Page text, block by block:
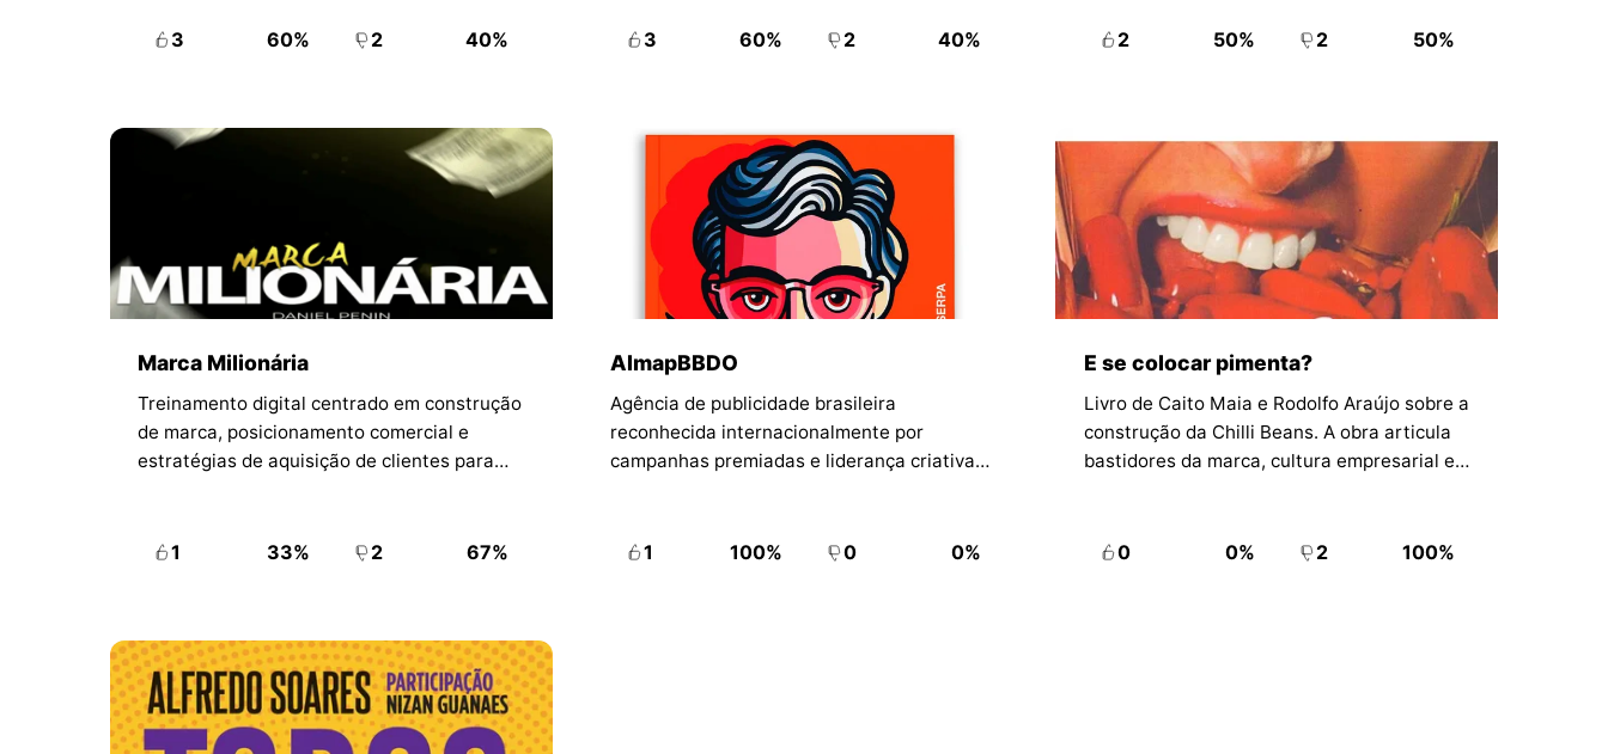
3 60% 2 40% 3 60% 2 40% 2 50% 2 50%
Marca Milionária
Treinamento digital centrado em construção
de marca, posicionamento comercial e
estratégias de aquisição de clientes para
1 33% 2 67%
AlmapBBDO
Agência de publicidade brasileira
reconhecida internacionalmente por
campanhas premiadas e liderança criativa
1 100% 0 0%
E se colocar pimenta?
Livro de Caito Maia e Rodolfo Araújo sobre a
construção da Chilli Beans. A obra articula
bastidores da marca, cultura empresarial e
0 0% 2 100%